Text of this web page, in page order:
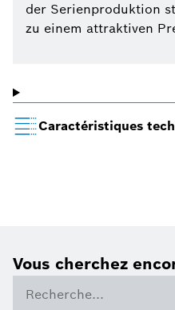
der Serienproduktion
zu einem attraktiven
Caractéristiques
Vous cherchez